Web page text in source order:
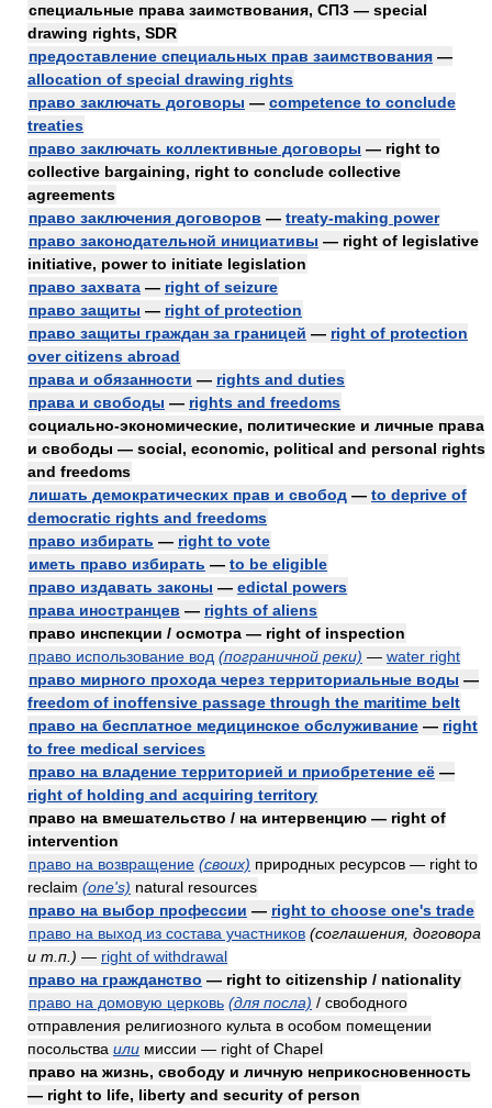
специальные права заимствования, СПЗ — special
drawing rights, SDR
предоставление специальных прав заимствования —
allocation of special drawing rights
право заключать договоры — competence to conclude
treaties
право заключать коллективные договоры — right to
collective bargaining, right to conclude collective
agreements
право заключения договоров — treaty-making power
право законодательной инициативы — right of legislative
initiative, power to initiate legislation
право захвата — right of seizure
право защиты — right of protection
право защиты граждан за границей — right of protection
over citizens abroad
права и обязанности — rights and duties
права и свободы — rights and freedoms
социально-экономические, политические и личные права
и свободы — social, economic, political and personal rights
and freedoms
лишать демократических прав и свобод — to deprive of
democratic rights and freedoms
право избирать — right to vote
иметь право избирать — to be eligible
право издавать законы — edictal powers
права иностранцев — rights of aliens
право инспекции / осмотра — right of inspection
право использование вод (пограничной реки) — water right
право мирного прохода через территориальные воды —
freedom of inoffensive passage through the maritime belt
право на бесплатное медицинское обслуживание — right
to free medical services
право на владение территорией и приобретение её —
right of holding and acquiring territory
право на вмешательство / на интервенцию — right of
intervention
право на возвращение (своих) природных ресурсов — right to
reclaim (one's) natural resources
право на выбор профессии — right to choose one's trade
право на выход из состава участников (соглашения, договора
и т.п.) — right of withdrawal
право на гражданство — right to citizenship / nationality
право на домовую церковь (для посла) / свободного
отправления религиозного культа в особом помещении
посольства или миссии — right of Chapel
право на жизнь, свободу и личную неприкосновенность
— right to life, liberty and security of person